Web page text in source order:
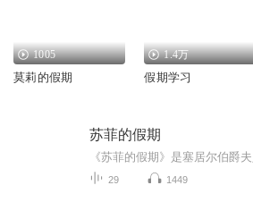
1005
莫莉的假期
1.4万
假期学习
苏菲的假期
29 1449